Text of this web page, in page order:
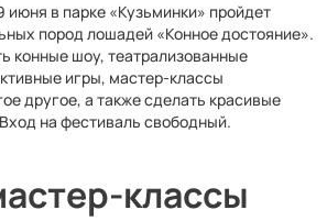
июня в парке «Кузьминки» пройдет
пород лошадей «Конное достояние».
конные шоу, театрализованные
игры, мастер-классы
другое, а также сделать красивые
на фестиваль свободный.
классы